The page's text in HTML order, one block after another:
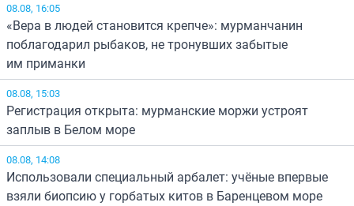
08.08, 16:05
«Вера в людей становится крепче»: мурманчанин
поблагодарил рыбаков, не тронувших забытые
им приманки
08.08, 15:03
Регистрация открыта: мурманские моржи устроят
заплыв в Белом море
08.08, 14:08
Использовали специальный арбалет: учёные впервые
взяли биопсию у горбатых китов в Баренцевом море